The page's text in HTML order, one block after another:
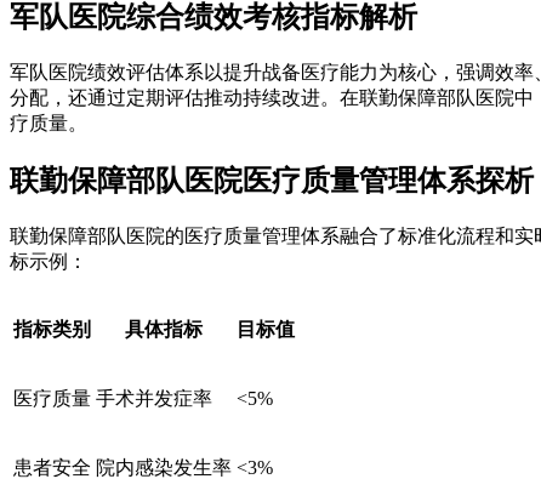
军队医院综合绩效考核指标解析
军队医院绩效评估体系以提升战备医疗能力为核心，强调效
分配，还通过定期评估推动持续改进。在联勤保障部队医院
疗质量。
联勤保障部队医院医疗质量管理体系探析
联勤保障部队医院的医疗质量管理体系融合了标准化流程和
标示例：
指标类别 具体指标 目标值
医疗质量 手术并发症率 <5%
患者安全 院内感染发生率 <3%